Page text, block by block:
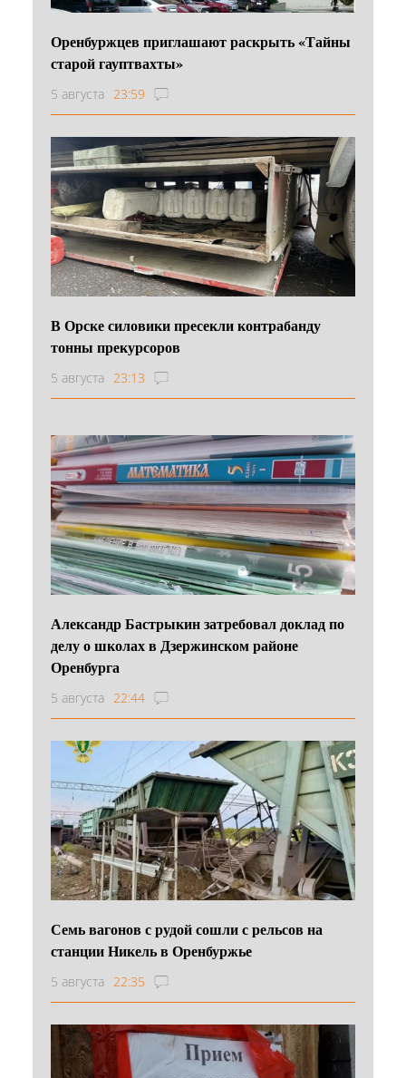
Оренбуржцев приглашают раскрыть «Тайны
старой гауптвахты»
5 августа 23:59
В Орске силовики пресекли контрабанду
тонны прекурсоров
5 августа 23:13
Александр Бастрыкин затребовал доклад по
делу о школах в Дзержинском районе
Оренбурга
5 августа 22:44
Семь вагонов с рудой сошли с рельсов на
станции Никель в Оренбуржье
5 августа 22:35